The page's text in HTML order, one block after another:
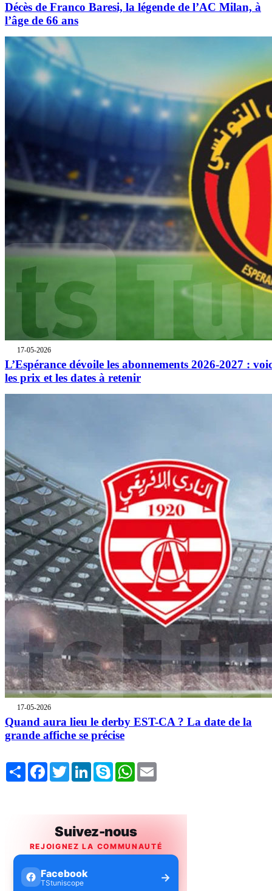
Décès de Franco Baresi, la légende de l’AC Milan, à
l’âge de 66 ans
17-05-2026
L’Espérance dévoile les abonnements 2026-2027 :
les prix et les dates à retenir
17-05-2026
Quand aura lieu le derby EST-CA ? La date de la
grande affiche se précise
Share FacebookTwitterLinkedInSkype WhatsApp